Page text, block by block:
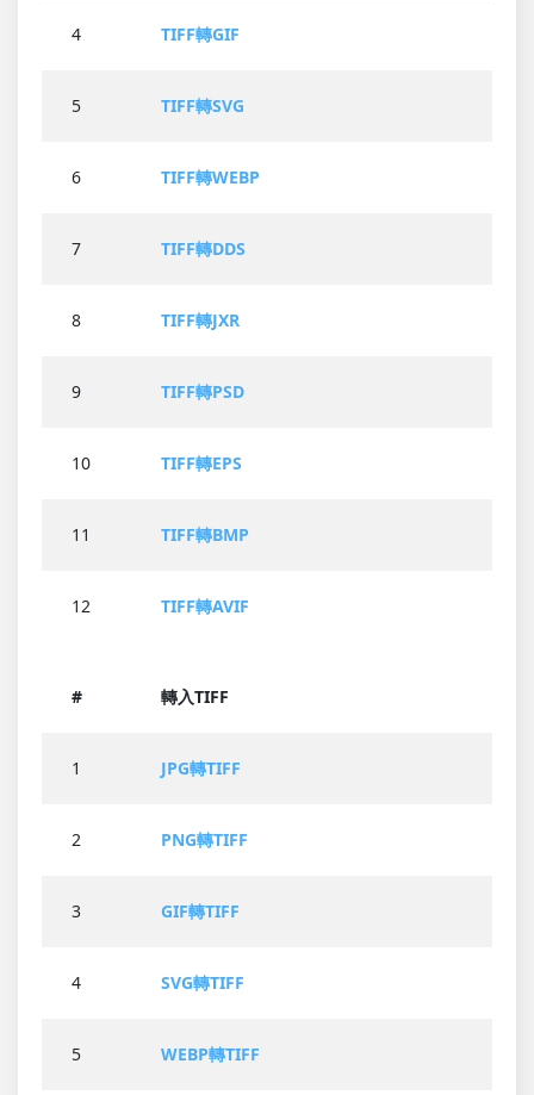
4 TIFF轉GIF
5 TIFF轉SVG
6 TIFF轉WEBP
7 TIFF轉DDS
8 TIFF轉JXR
9 TIFF轉PSD
10 TIFF轉EPS
11 TIFF轉BMP
12 TIFF轉AVIF
# 轉入TIFF
1 JPG轉TIFF
2 PNG轉TIFF
3 GIF轉TIFF
4 SVG轉TIFF
5 WEBP轉TIFF